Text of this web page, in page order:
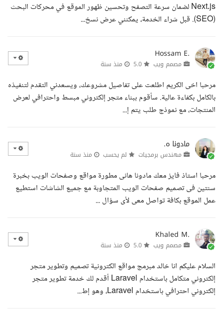
Next.js لضمان سرعة التصفح وتحسين ظهور الموقع في محركات البحث
(SEO). قبل شراء الخدمة، يمكنني عرض نسخ...
Hossam E.
مصمم ويب منذ سنة
مرحبا اخى الكريم اطلعت على تفاصيل مشروعك، ويسعدني التقدم لتنفيذه
بالكامل بكفاءة عالية. سأقوم ببناء متجر إلكتروني مبسط واحترافي لعرض
المنتجات، مع نموذج طلب يتم إ...
مادونا ه.
مهندس برمجيات لم يحسب منذ سنة
مرحبا استاذ فايز معك مادونا هانى مطورة مواقع وصفحات الويب بخبرة
سنتين فى تصميم صفحات الويب المتجاوبة مع جميع الشاشات استطيع
عمل الموقع بكافة تواصل معى لأى سؤال ...
Khaled M.
مصمم ويب منذ سنة
السلام عليكم انا خالد مبرمج مواقع الكترونية تصميم وتطوير متجر
إلكتروني متكامل باستخدام Laravel أقدم لك خدمة تطوير متجر
إلكتروني احترافي باستخدام Laravel، وهو إط...